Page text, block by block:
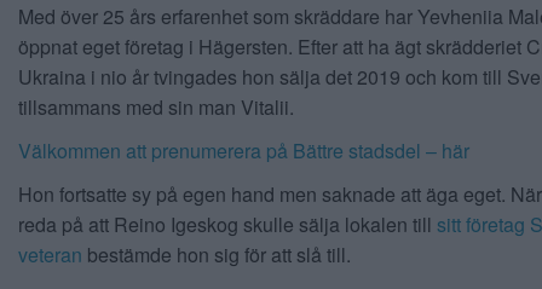
Med över 25 års erfarenhet som skräddare har Yevheniia
öppnat eget företag i Hägersten. Efter att ha ägt skrädderiet
Ukraina i nio år tvingades hon sälja det 2019 och kom till
tillsammans med sin man Vitalii.
Välkommen att prenumerera på Bättre stadsdel – här
Hon fortsatte sy på egen hand men saknade att äga eget.
reda på att Reino Igeskog skulle sälja lokalen till sitt företag
veteran bestämde hon sig för att slå till.